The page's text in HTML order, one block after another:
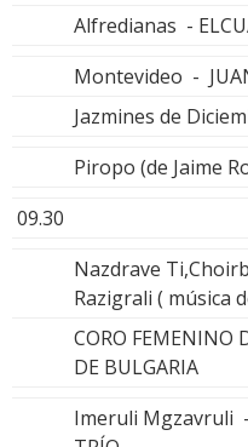
Alfredianas -
Montevideo -
Jazmines de
Piropo (de Jaime
09.30
Nazdrave
Razigrali ( música
CORO FEMENINO
DE BULGARIA
Imeruli Mgzavruli -